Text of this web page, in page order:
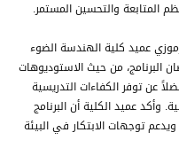
المتابعة والتحسين المستمر.
عميد كلية الهندسة الضوء
البرنامج، من حيث الاستوديوهات
عن توفر الكفاءات التدريسية
وأكد عميد الكلية أن البرنامج
توجهات الابتكار في البيئة